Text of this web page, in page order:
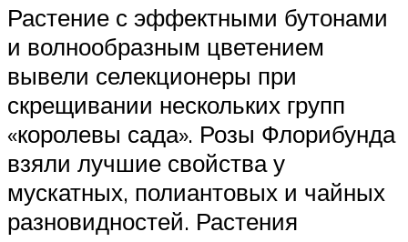
Растение с эффектными бутонами
и волнообразным цветением
вывели селекционеры при
скрещивании нескольких групп
«королевы сада». Розы Флорибунда
взяли лучшие свойства у
мускатных, полиантовых и чайных
разновидностей. Растения